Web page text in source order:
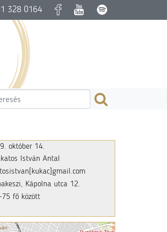
1 328 0164
október 14.
István Antal
[kukac] gmail.com
Kápolna utca 12.
fő között